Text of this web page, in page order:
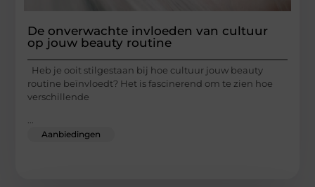
De onverwachte invloeden van cultuur
op jouw beauty routine
Heb je ooit stilgestaan bij hoe cultuur jouw beauty
routine beïnvloedt? Het is fascinerend om te zien hoe
verschillende
Aanbiedingen